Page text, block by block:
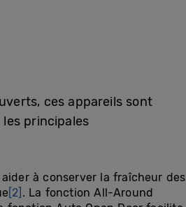
ces appareils sont
principales
à conserver la fraîcheur des
[2] . La fonction All-Around